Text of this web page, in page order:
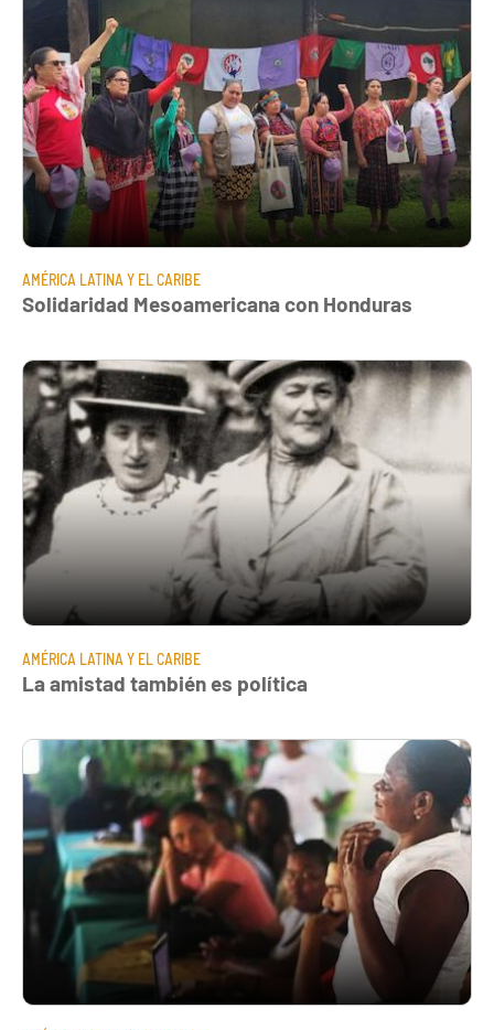
AMÉRICA LATINA Y EL CARIBE
Solidaridad Mesoamericana con Honduras
AMÉRICA LATINA Y EL CARIBE
La amistad también es política